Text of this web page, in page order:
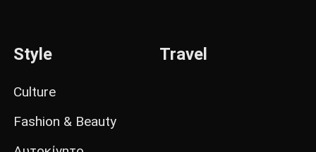
Style
Culture
Fashion & Beauty
Travel